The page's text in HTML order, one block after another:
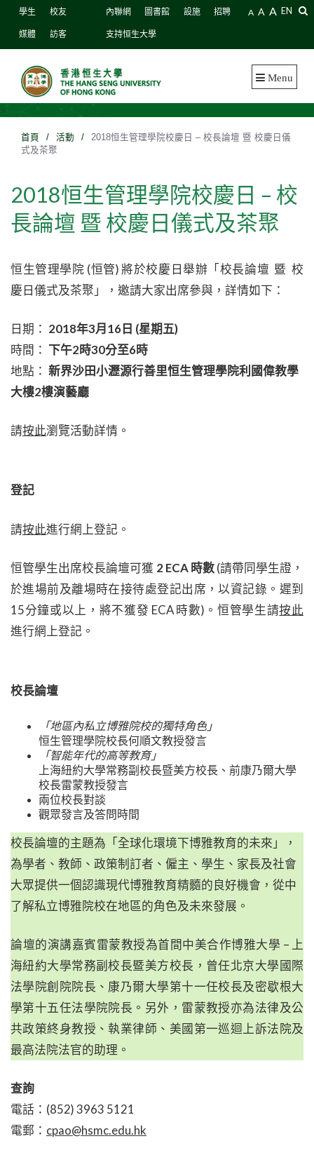
學生 校友
媒體 訪客
內聯網 圖書館 設施 招聘
支持恒生大學
A A A EN
Menu
>
首頁 / 活動 /
2018恒生管理學院校慶日 – 校長論壇 暨 校慶日儀
式及茶聚
2018恒生管理學院校慶日 – 校
長論壇 暨 校慶日儀式及茶聚
恒生管理學院 (恒管) 將於校慶日舉辦「校長論壇 暨 校
慶日儀式及茶聚」，邀請大家出席參與，詳情如下：
日期： 2018年3月16日 (星期五)
時間： 下午2時30分至6時
地點： 新界沙田小瀝源行善里恒生管理學院利國偉教學
大樓2樓演藝廳
請按此瀏覽活動詳情。
登記
請按此進行網上登記。
恒管學生出席校長論壇可獲 2 ECA 時數(請帶同學生證，
於進場前及離場時在接待處登記出席，以資記錄。遲到
15分鐘或以上，將不獲發 ECA 時數)。恒管學生請按此
進行網上登記。
校長論壇
「地區內私立博雅院校的獨特角色」
恒生管理學院校長何順文教授發言
「智能年代的高等教育」
上海紐約大學常務副校長暨美方校長、前康乃爾大學
校長雷蒙教授發言
兩位校長對談
觀眾發言及答問時間
校長論壇的主題為「全球化環境下博雅教育的未來」，
為學者、教師、政策制訂者、僱主、學生、家長及社會
大眾提供一個認識現代博雅教育精髓的良好機會，從中
了解私立博雅院校在地區的角色及未來發展。
論壇的演講嘉賓雷蒙教授為首間中美合作博雅大學 – 上
海紐約大學常務副校長暨美方校長，曾任北京大學國際
法學院創院院長、康乃爾大學第十一任校長及密歇根大
學第十五任法學院院長。另外，雷蒙教授亦為法律及公
共政策終身教授、執業律師、美國第一巡迴上訴法院及
最高法院法官的助理。
查詢
電話：(852) 3963 5121
電郵： cpao@hsmc.edu.hk